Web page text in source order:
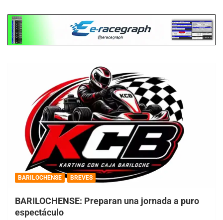
BARILOCHENSE BREVES
BARILOCHENSE: Preparan una jornada a puro
espectáculo